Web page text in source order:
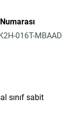
016T-MBAAD
sınıf sabit